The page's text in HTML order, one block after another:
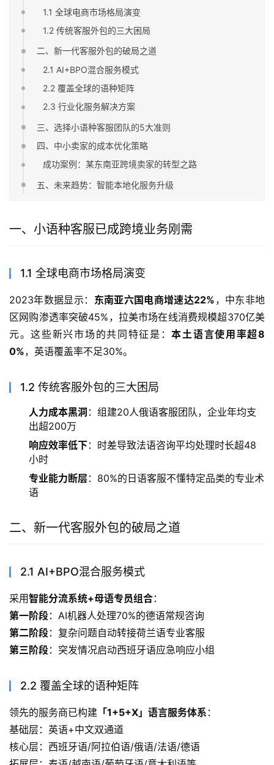
1.1 全球电商市场格局演变
1.2 传统客服外包的三大困局
二、新一代客服外包的破局之道
2.1 AI+BPO混合服务模式
2.2 覆盖全球的语种矩阵
2.3 行业化服务解决方案
三、选择小语种客服团队的5大准则
四、中小卖家的成本优化策略
成功案例：某东南亚跨境卖家的转型之路
五、未来趋势：智能本地化服务升级
一、小语种客服已成跨境业务刚需
1.1 全球电商市场格局演变
2023年数据显示： 东南亚六国电商增速达22% ，中东非地
区网购渗透率突破45%，拉美市场在线消费规模超370亿美
元。这些新兴市场的共同特征是：本土语言使用率超8
0%，英语覆盖率不足30%。
1.2 传统客服外包的三大困局
人力成本黑洞 ：组建20人俄语客服团队，企业年均支
出超200万
响应效率低下：时差导致法语咨询平均处理时长超48
小时
专业能力断层：80%的日语客服不懂特定品类的专业术
语
二、新一代客服外包的破局之道
2.1 AI+BPO混合服务模式
采用智能分流系统+母语专员组合：
第一阶段：AI机器人处理70%的德语常规咨询
第二阶段：复杂问题自动转接荷兰语专业客服
第三阶段：突发情况启动西班牙语应急响应小组
2.2 覆盖全球的语种矩阵
领先的服务商已构建 「1+5+X」语言服务体系 ：
基础层：英语+中文双通道
核心层：西班牙语/阿拉伯语/俄语/法语/德语